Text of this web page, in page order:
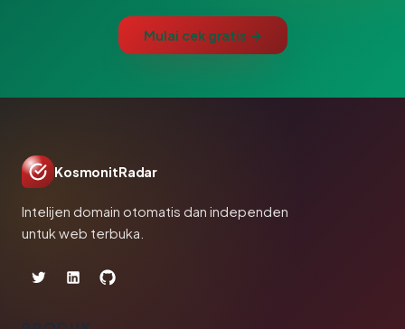
Mulai cek gratis →
KosmonitRadar
Intelijen domain otomatis dan independen
untuk web terbuka.